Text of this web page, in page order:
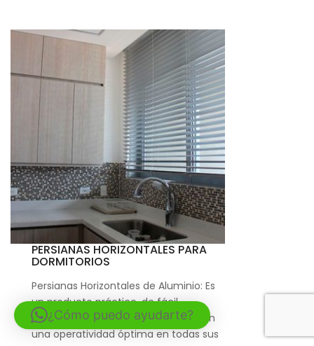
PERSIANAS HORIZONTALES PARA
DORMITORIOS
Persianas Horizontales de Aluminio: Es
un producto práctico, de fácil
mantenimiento, además cuenta con
una operatividad óptima en todas sus
¿Cómo puedo ayudarte?